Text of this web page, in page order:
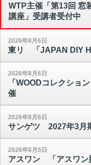
WTP主催「第13回 窓
講座」受講者受付中
2026年8月6日
東リ 「JAPAN DIY
2026年8月6日
「WOODコレクショ
催
2026年8月6日
サンゲツ 2027年3月
2026年8月5日
アスワン 「アスワン